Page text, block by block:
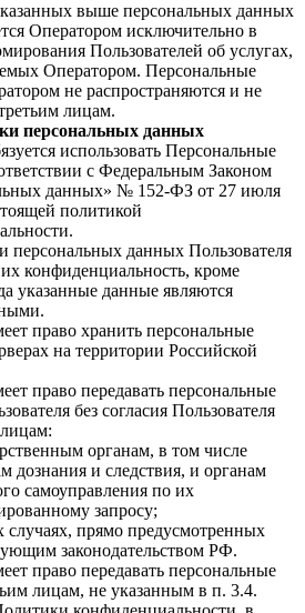
выше персональных данных
Оператором исключительно в
Пользователей об услугах,
Оператором. Персональные
не распространяются и не
лицам.
персональных данных
использовать Персональные
с Федеральным Законом
данных» № 152-ФЗ от 27 июля
политикой
персональных данных Пользователя
их конфиденциальность, кроме
указанные данные являются
право хранить персональные
на территории Российской
право передавать персональные
без согласия Пользователя
органам, в том числе
дознания и следствия, и органам
самоуправления по их
запросу;
случаях, прямо предусмотренных
законодательством РФ.
право передавать персональные
лицам, не указанным в п. 3.4.